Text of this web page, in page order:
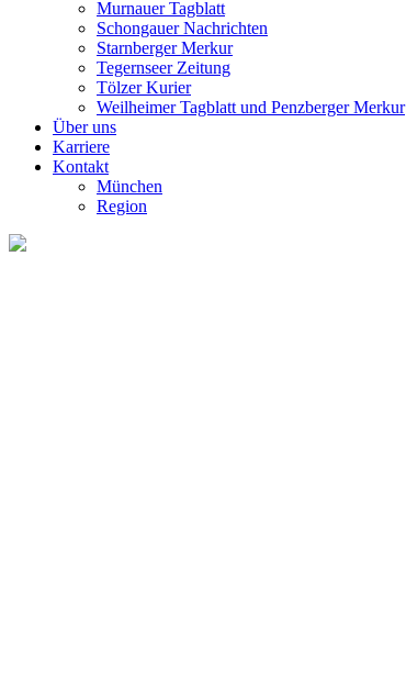
Murnauer Tagblatt
Schongauer Nachrichten
Starnberger Merkur
Tegernseer Zeitung
Tölzer Kurier
Weilheimer Tagblatt und Penzberger Merkur
Über uns
Karriere
Kontakt
München
Region